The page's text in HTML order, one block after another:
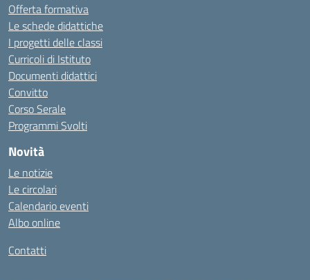
Offerta formativa
Le schede didattiche
I progetti delle classi
Curricoli di Istituto
Documenti didattici
Convitto
Corso Serale
Programmi Svolti
Novità
Le notizie
Le circolari
Calendario eventi
Albo online
Contatti